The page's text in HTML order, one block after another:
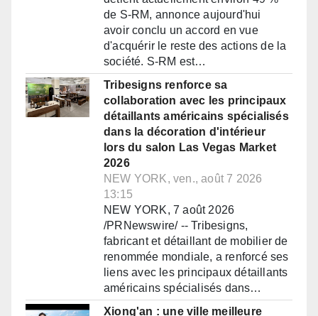
de S-RM, annonce aujourd'hui
avoir conclu un accord en vue
d'acquérir le reste des actions de la
société. S-RM est…
Tribesigns renforce sa
collaboration avec les principaux
détaillants américains spécialisés
dans la décoration d'intérieur
lors du salon Las Vegas Market
2026
NEW YORK, ven., août 7 2026
13:15
NEW YORK, 7 août 2026
/PRNewswire/ -- Tribesigns,
fabricant et détaillant de mobilier de
renommée mondiale, a renforcé ses
liens avec les principaux détaillants
américains spécialisés dans…
Xiong'an : une ville meilleure